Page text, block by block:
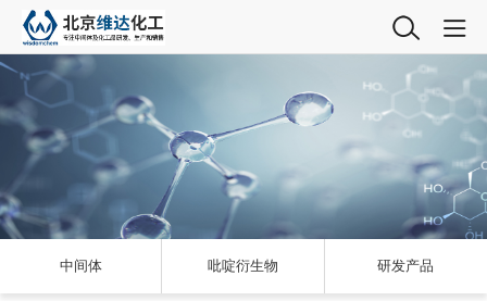
中间体 吡啶衍生物 研发产品